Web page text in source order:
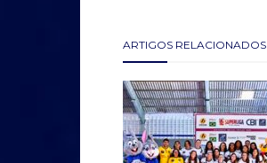
ARTIGOS RELACIONADOS